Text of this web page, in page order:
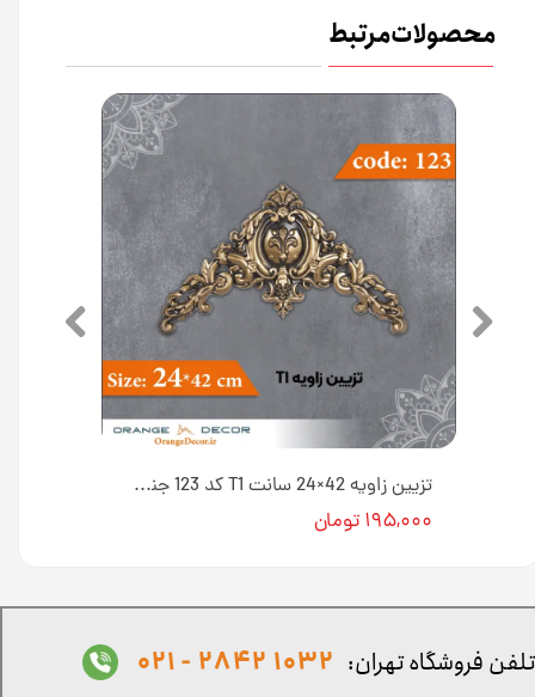
محصولات مرتبط
تزیین زاویه 42×24 سانت T1 کد 123 جنس پلی استایرن [انبار اصفهان]
۱۹۵,۰۰۰ تومان
تلفن فروشگاه تهران: 1032 2842 - 021